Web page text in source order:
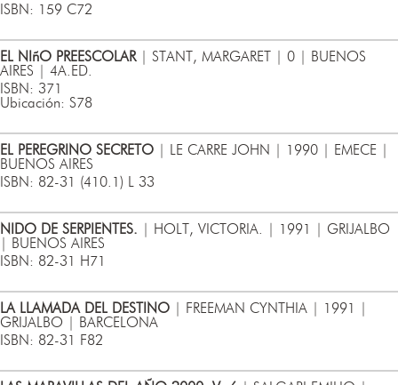
ISBN: 159 C72
EL NIñO PREESCOLAR| STANT, MARGARET | 0 | BUENOS
AIRES | 4A.ED.
ISBN: 371
Ubicación: S78
EL PEREGRINO SECRETO | LE CARRE JOHN | 1990 | EMECE |
BUENOS AIRES
ISBN: 82-31 (410.1) L 33
NIDO DE SERPIENTES. | HOLT, VICTORIA. | 1991 | GRIJALBO
| BUENOS AIRES
ISBN: 82-31 H71
LA LLAMADA DEL DESTINO | FREEMAN CYNTHIA | 1991 |
GRIJALBO | BARCELONA
ISBN: 82-31 F82